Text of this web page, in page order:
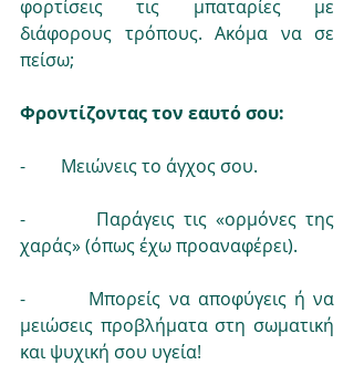
φορτίσεις τις μπαταρίες με
διάφορους τρόπους. Ακόμα να σε
πείσω;
Φροντίζοντας τον εαυτό σου:
-        Μειώνεις το άγχος σου.
-        Παράγεις τις «ορμόνες της
χαράς» (όπως έχω προαναφέρει).
-        Μπορείς να αποφύγεις ή να
μειώσεις προβλήματα στη σωματική
και ψυχική σου υγεία!